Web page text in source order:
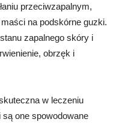
przeciwzapalnym,
na podskórne guzki.
zapalnego skóry i
obrzęk i
w leczeniu
one spowodowane